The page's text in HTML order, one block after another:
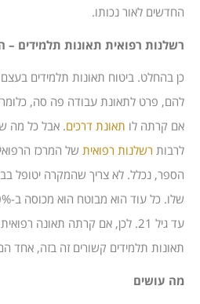
החדשים לאור נכותו.
רשלנות רפואית תאונות תלמידים –
כן בהחלט. ביטוח תאונות תלמידים
להם, פרט לתאונת עבודה פה סה,
אם קרתה לו תאונת דרכים. אבל כל מה
לרבות רשלנות רפואית של המרכז
הספר, נכלל. לא צריך שהמקרה יטופל
עד גיל 21. לכן, אם קרתה תאונה רפואית כלשהי,
תאונות תלמידים קשורים זה בזה, אחד
מה עושים